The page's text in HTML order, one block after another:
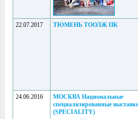
22.07.2017 ТЮМЕНЬ ТООЛЖ ПК
24.06.2016
МОСКВА Национальные
специализированные
(SPECIALITY)